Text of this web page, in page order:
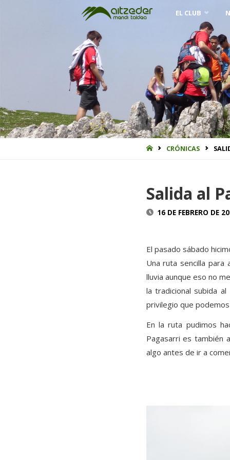
Saltar
contenido
EL CLUB
INICIOCRÓNICAS
Salida al
16 DE FEBRERO DE
El pasado sábado
Una ruta sencilla
lluvia aunque eso no
la tradicional subida
privilegio que
En la ruta pudimos
Pagasarri es también
algo antes de ir a